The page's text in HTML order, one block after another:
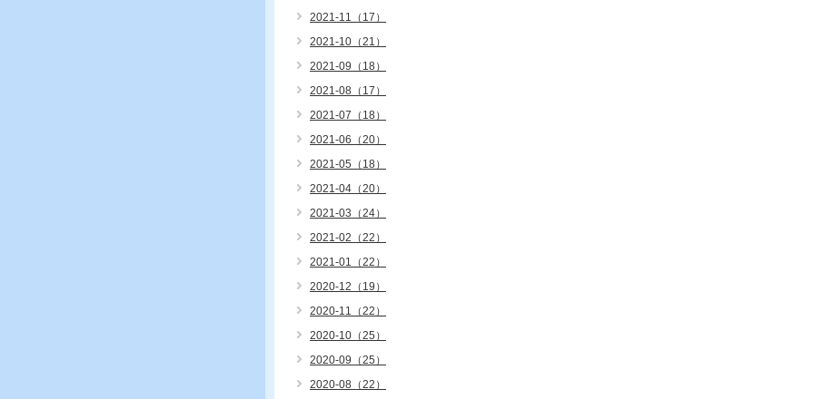
2021-11（17）
2021-10（21）
2021-09（18）
2021-08（17）
2021-07（18）
2021-06（20）
2021-05（18）
2021-04（20）
2021-03（24）
2021-02（22）
2021-01（22）
2020-12（19）
2020-11（22）
2020-10（25）
2020-09（25）
2020-08（22）